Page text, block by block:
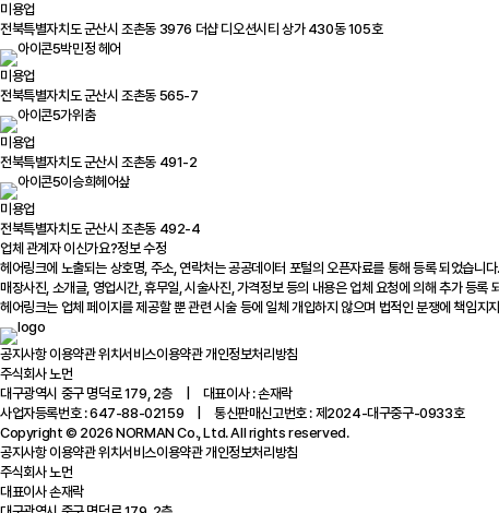
미용업
전북특별자치도 군산시 조촌동 3976 더샵 디오션시티 상가 430동 105호
박민정 헤어
미용업
전북특별자치도 군산시 조촌동 565-7
가위춤
미용업
전북특별자치도 군산시 조촌동 491-2
이승희헤어샆
미용업
전북특별자치도 군산시 조촌동 492-4
업체 관계자 이신가요?정보 수정
헤어링크에 노출되는 상호명, 주소, 연락처는 공공데이터 포털의 오픈자료를 통해 등록 되었습니다.
매장사진, 소개글, 영업시간, 휴무일, 시술사진, 가격정보 등의 내용은 업체 요청에 의해 추가 등록
헤어링크는 업체 페이지를 제공할 뿐 관련 시술 등에 일체 개입하지 않으며 법적인 분쟁에 책임지
공지사항이용약관위치서비스이용약관개인정보처리방침
주식회사 노먼
대구광역시 중구 명덕로 179, 2층 | 대표이사 : 손재락
사업자등록번호 : 647-88-02159 | 통신판매신고번호 : 제2024-대구중구-0933호
Copyright © 2026 NORMAN Co., Ltd. All rights reserved.
공지사항이용약관위치서비스이용약관개인정보처리방침
주식회사 노먼
대표이사 손재락